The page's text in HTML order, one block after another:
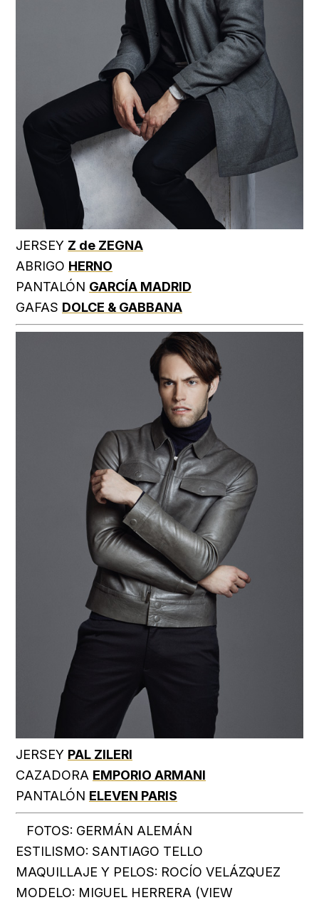
JERSEY Z de ZEGNA
ABRIGO HERNO
PANTALÓN GARCÍA MADRID
GAFAS DOLCE & GABBANA
JERSEY PAL ZILERI
CAZADORA EMPORIO ARMANI
PANTALÓN ELEVEN PARIS
FOTOS: GERMÁN ALEMÁN
ESTILISMO: SANTIAGO TELLO
MAQUILLAJE Y PELOS: ROCÍO VELÁZQUEZ
MODELO: MIGUEL HERRERA (VIEW